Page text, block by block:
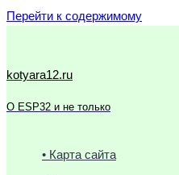
Перейти к содержимому
kotyara12.ru
О ESP32 и не только
• Карта сайта